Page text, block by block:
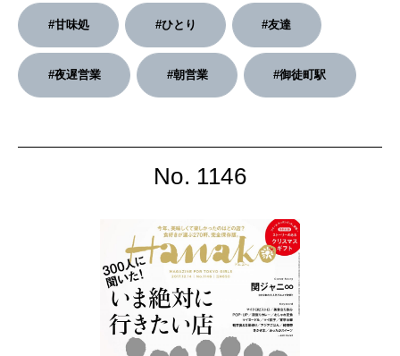
#甘味処 #ひとり #友達
#夜遅営業 #朝営業 #御徒町駅
No. 1146